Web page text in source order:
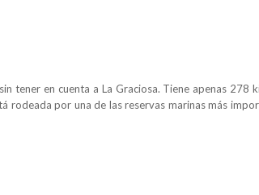
tener en cuenta a La Graciosa. Tiene apenas 278
por una de las reservas marinas más